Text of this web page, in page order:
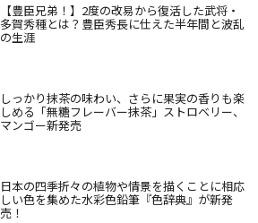
【豊臣兄弟！】2度の改易から復活した武将・
多賀秀種とは？豊臣秀長に仕えた半年間と波乱
の生涯
しっかり抹茶の味わい、さらに果実の香りも楽
しめる「無糖フレーバー抹茶」ストロベリー、
マンゴー新発売
日本の四季折々の植物や情景を描くことに相応
しい色を集めた水彩色鉛筆『色辞典』が新発
売！